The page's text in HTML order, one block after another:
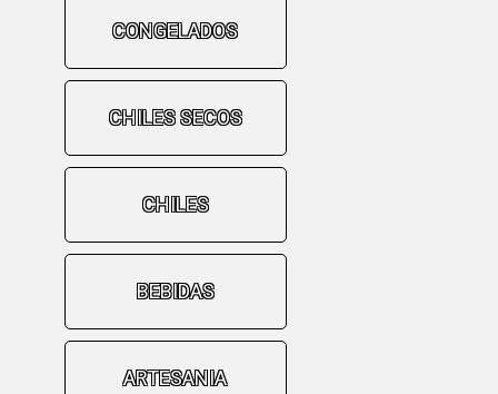
CONGELADOS
CHILES SECOS
CHILES
BEBIDAS
ARTESANIA